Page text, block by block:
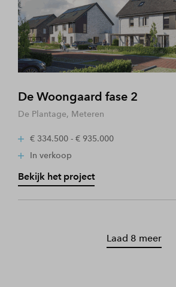
De Woongaard fase 2
De Plantage, Meteren
€ 334.500 - € 935.000
In verkoop
Bekijk het project
Laad 8 meer